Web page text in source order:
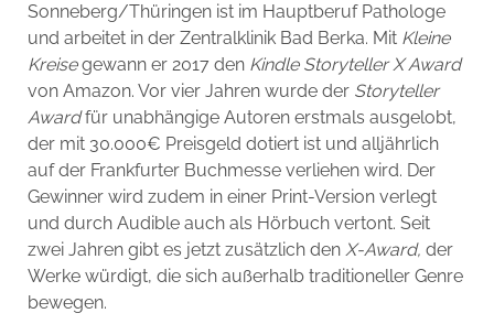
Sonneberg/Thüringen ist im Hauptberuf Pathologe
und arbeitet in der Zentralklinik Bad Berka. Mit Kleine
Kreisegewann er 2017 den Kindle Storyteller X Award
von Amazon. Vor vier Jahren wurde der Storyteller
Awardfür unabhängige Autoren erstmals ausgelobt,
der mit 30.000€ Preisgeld dotiert ist und alljährlich
auf der Frankfurter Buchmesse verliehen wird. Der
Gewinner wird zudem in einer Print-Version verlegt
und durch Audible auch als Hörbuch vertont. Seit
zwei Jahren gibt es jetzt zusätzlich den X-Award, der
Werke würdigt, die sich außerhalb traditioneller Genre
bewegen.